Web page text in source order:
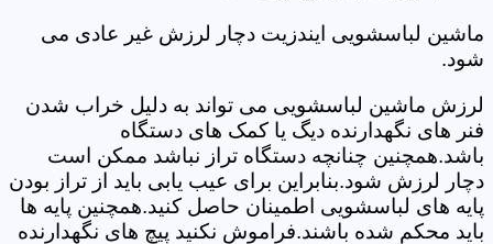
ماشین لباسشویی ایندزیت دچار لرزش غیر عادی می
شود.
لرزش ماشین لباسشویی می تواند به دلیل خراب شدن
فنر های نگهدارنده دیگ یا کمک های دستگاه
باشد.همچنین چنانچه دستگاه تراز نباشد ممکن است
دچار لرزش شود.بنابراین برای عیب یابی باید از تراز بودن
پایه های لباسشویی اطمینان حاصل کنید.همچنین پایه ها
باید محکم شده باشند.فراموش نکنید پیچ های نگهدارنده